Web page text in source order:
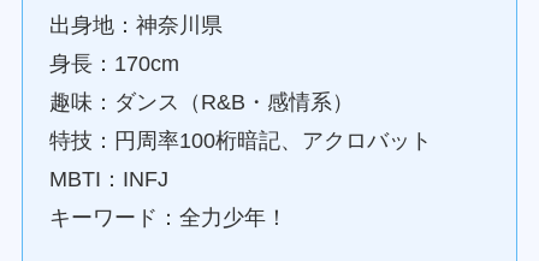
出身地：神奈川県
身長：170cm
趣味：ダンス（R&B・感情系）
特技：円周率100桁暗記、アクロバット
MBTI：INFJ
キーワード：全力少年！